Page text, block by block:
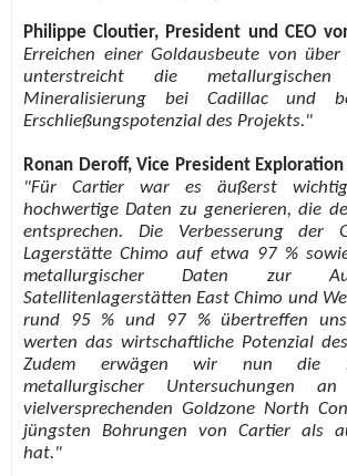
Philippe Cloutier, President und CEO
Erreichen einer Goldausbeute von
unterstreicht die
Mineralisierung bei Cadillac und
Erschließungspotenzial des Projekts."
Ronan Deroff, Vice President
"Für Cartier war es äußerst
hochwertige Daten zu generieren, die
entsprechen. Die Verbesserung der
Lagerstätte Chimo auf etwa 97 %
metallurgischer Daten zur
Satellitenlagerstätten East Chimo und
rund 95 % und 97 % übertreffen
werten das wirtschaftliche Potenzial
Zudem erwägen wir nun die
metallurgischer Untersuchungen
vielversprechenden Goldzone North
jüngsten Bohrungen von Cartier als
hat."